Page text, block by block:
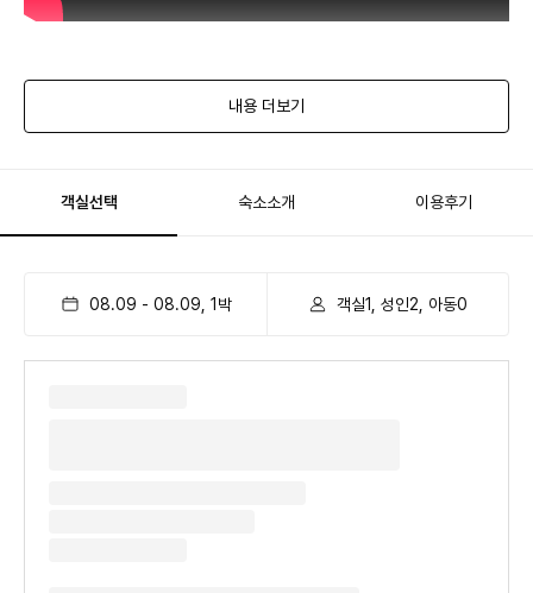
내용 더보기
객실선택 숙소소개 이용후기
08.09 - 08.09 1 박 객실1, 성인2, 아동0